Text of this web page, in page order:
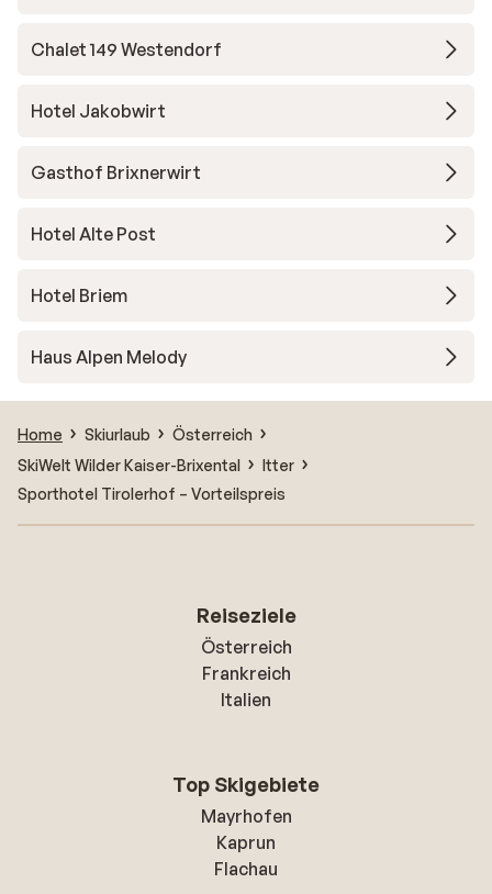
Chalet 149 Westendorf
Hotel Jakobwirt
Gasthof Brixnerwirt
Hotel Alte Post
Hotel Briem
Haus Alpen Melody
Home Skiurlaub
Österreich
SkiWelt Wilder Kaiser-Brixental
Itter
Sporthotel Tirolerhof – Vorteilspreis
Reiseziele
Österreich
Frankreich
Italien
Top Skigebiete
Mayrhofen
Kaprun
Flachau